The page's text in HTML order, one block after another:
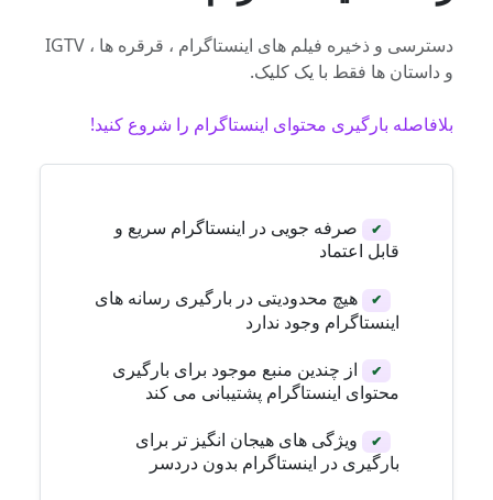
دسترسی و ذخیره فیلم های اینستاگرام ، قرقره ها ، IGTV
و داستان ها فقط با یک کلیک.
بلافاصله بارگیری محتوای اینستاگرام را شروع کنید!
✔ صرفه جویی در اینستاگرام سریع و
قابل اعتماد
✔ هیچ محدودیتی در بارگیری رسانه های
اینستاگرام وجود ندارد
✔ از چندین منبع موجود برای بارگیری
محتوای اینستاگرام پشتیبانی می کند
✔ ویژگی های هیجان انگیز تر برای
بارگیری در اینستاگرام بدون دردسر